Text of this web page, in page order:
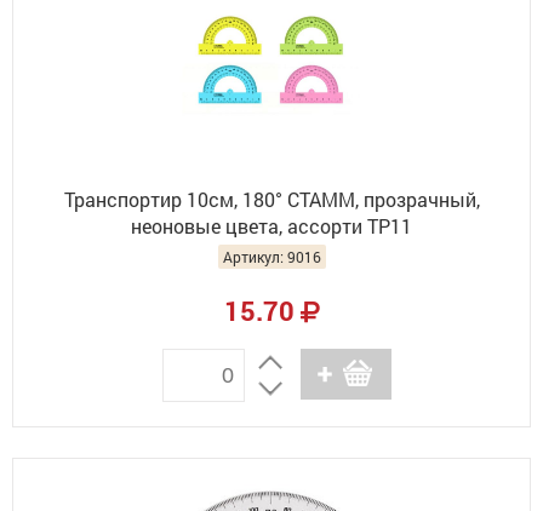
Транспортир 10см, 180° СТАММ, прозрачный,
неоновые цвета, ассорти ТР11
Артикул: 9016
15.70